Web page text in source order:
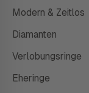
Modern & Zeitlos
Diamanten
Verlobungsringe
Eheringe